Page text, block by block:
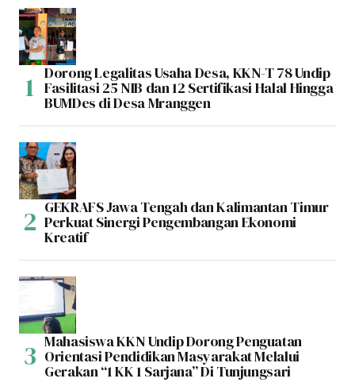
Dorong Legalitas Usaha Desa, KKN-T 78 Undip
Fasilitasi 25 NIB dan 12 Sertifikasi Halal Hingga
BUMDes di Desa Mranggen
GEKRAFS Jawa Tengah dan Kalimantan Timur
Perkuat Sinergi Pengembangan Ekonomi
Kreatif
Mahasiswa KKN Undip Dorong Penguatan
Orientasi Pendidikan Masyarakat Melalui
Gerakan “1 KK 1 Sarjana” Di Tunjungsari